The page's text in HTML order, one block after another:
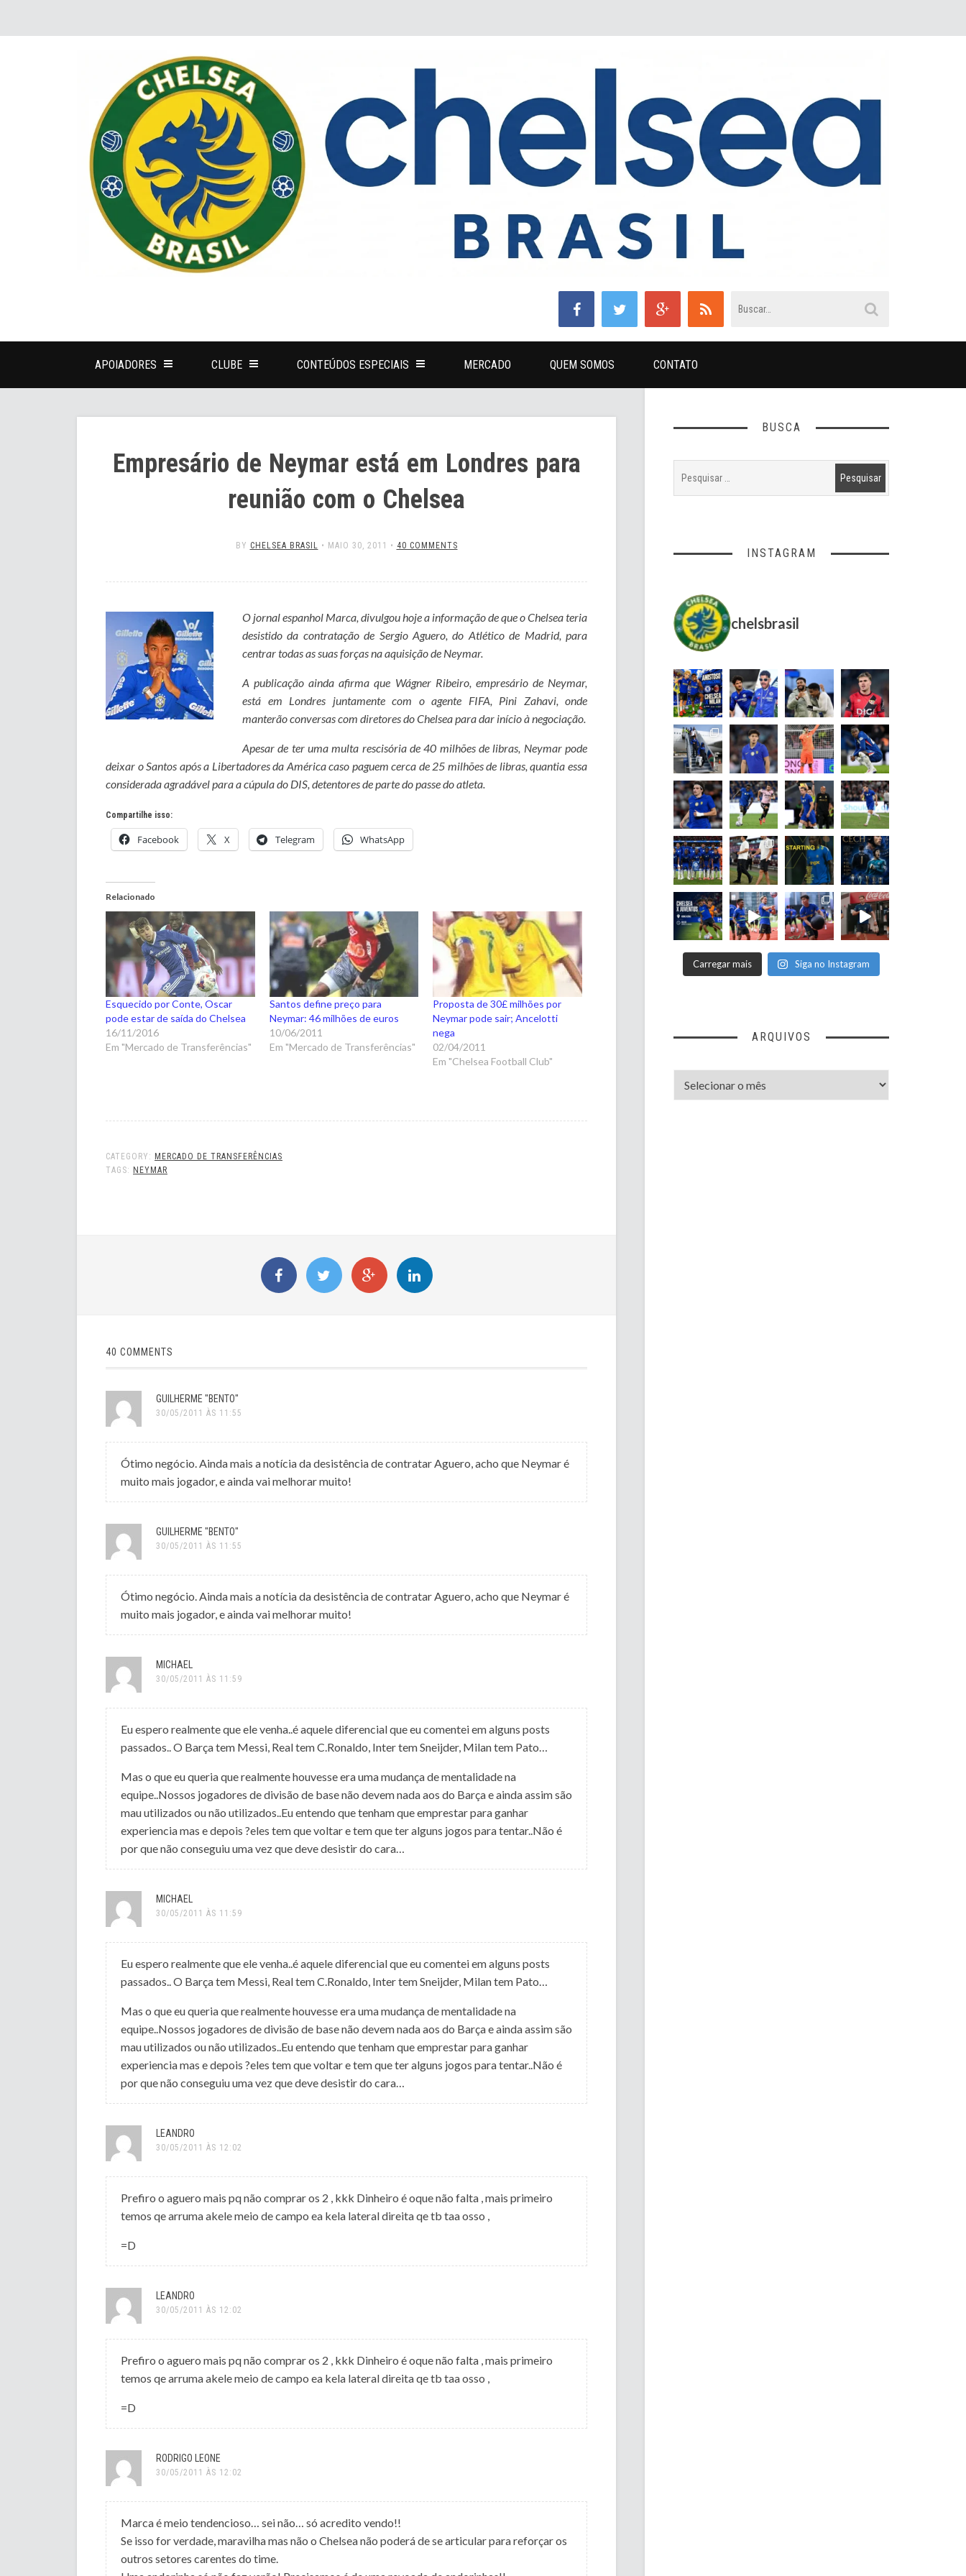
APOIADORES CLUBE CONTEÚDOS ESPECIAIS MERCADO QUEM SOMOS CONTATO
Empresário de Neymar está em Londres para
reunião com o Chelsea
BY CHELSEA BRASIL • MAIO 30, 2011 • 40 COMMENTS
O jornal espanhol Marca, divulgou hoje a informação de que o Chelsea teria
desistido da contratação de Sergio Aguero, do Atlético de Madrid, para
centrar todas as suas forças na aquisição de Neymar.
A publicação ainda afirma que Wágner Ribeiro, empresário de Neymar,
está em Londres juntamente com o agente FIFA, Pini Zahavi, onde
manterão conversas com diretores do Chelsea para dar início à negociação.
Apesar de ter uma multa rescisória de 40 milhões de libras, Neymar pode
deixar o Santos após a Libertadores da América caso paguem cerca de 25 milhões de libras, quantia essa
considerada agradável para a cúpula do DIS, detentores de parte do passe do atleta.
Compartilhe isso:
Facebook X Telegram WhatsApp
Relacionado
Esquecido por Conte, Oscar
pode estar de saída do Chelsea
16/11/2016
Em "Mercado de Transferências"
Santos define preço para
Neymar: 46 milhões de euros
10/06/2011
Em "Mercado de Transferências"
Proposta de 30£ milhões por
Neymar pode sair; Ancelotti
nega
02/04/2011
Em "Chelsea Football Club"
CATEGORY: MERCADO DE TRANSFERÊNCIAS
TAGS: NEYMAR
40 COMMENTS
GUILHERME "BENTO"
30/05/2011 ÀS 11:55
Ótimo negócio. Ainda mais a notícia da desistência de contratar Aguero, acho que Neymar é
muito mais jogador, e ainda vai melhorar muito!
GUILHERME "BENTO"
30/05/2011 ÀS 11:55
Ótimo negócio. Ainda mais a notícia da desistência de contratar Aguero, acho que Neymar é
muito mais jogador, e ainda vai melhorar muito!
MICHAEL
30/05/2011 ÀS 11:59
Eu espero realmente que ele venha..é aquele diferencial que eu comentei em alguns posts
passados.. O Barça tem Messi, Real tem C.Ronaldo, Inter tem Sneijder, Milan tem Pato…
Mas o que eu queria que realmente houvesse era uma mudança de mentalidade na
equipe..Nossos jogadores de divisão de base não devem nada aos do Barça e ainda assim são
mau utilizados ou não utilizados..Eu entendo que tenham que emprestar para ganhar
experiencia mas e depois ?eles tem que voltar e tem que ter alguns jogos para tentar..Não é
por que não conseguiu uma vez que deve desistir do cara…
MICHAEL
30/05/2011 ÀS 11:59
Eu espero realmente que ele venha..é aquele diferencial que eu comentei em alguns posts
passados.. O Barça tem Messi, Real tem C.Ronaldo, Inter tem Sneijder, Milan tem Pato…
Mas o que eu queria que realmente houvesse era uma mudança de mentalidade na
equipe..Nossos jogadores de divisão de base não devem nada aos do Barça e ainda assim são
mau utilizados ou não utilizados..Eu entendo que tenham que emprestar para ganhar
experiencia mas e depois ?eles tem que voltar e tem que ter alguns jogos para tentar..Não é
por que não conseguiu uma vez que deve desistir do cara…
LEANDRO
30/05/2011 ÀS 12:02
Prefiro o aguero mais pq não comprar os 2 , kkk Dinheiro é oque não falta , mais primeiro
temos qe arruma akele meio de campo ea kela lateral direita qe tb taa osso ,
=D
LEANDRO
30/05/2011 ÀS 12:02
Prefiro o aguero mais pq não comprar os 2 , kkk Dinheiro é oque não falta , mais primeiro
temos qe arruma akele meio de campo ea kela lateral direita qe tb taa osso ,
=D
RODRIGO LEONE
30/05/2011 ÀS 12:02
Marca é meio tendencioso… sei não… só acredito vendo!!
Se isso for verdade, maravilha mas não o Chelsea não poderá de se articular para reforçar os
outros setores carentes do time.
BUSCA
INSTAGRAM
chelsbrasil
Carregar mais Siga no Instagram
ARQUIVOS